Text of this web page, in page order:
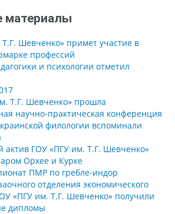
Шевченко» примет участие в
профессий
и психологии отметил
Т.Г. Шевченко» прошла
научно-практическая конференция
филологии вспоминали
актив ГОУ «ПГУ им. Т.Г. Шевченко»
Орхее и Курке
ПМР по гребле-индор
отделения экономического
«ПГУ им. Т.Г. Шевченко» получили
дипломы